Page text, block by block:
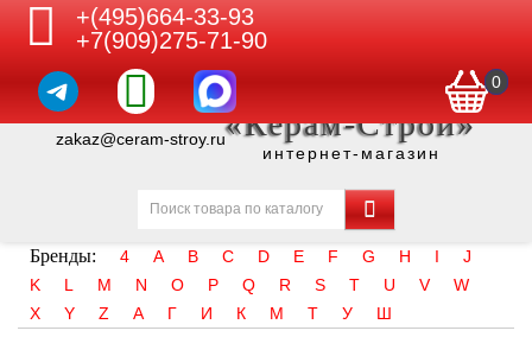
+(495)664-33-93
+7(909)275-71-90
0
zakaz@ceram-stroy.ru«Керам-Строй»
интернет-магазин
Бренды: 4 A B C D E F G H I
J
K
L M N O P Q R S T U V
W
X
Y Z А Г И К М Т У Ш